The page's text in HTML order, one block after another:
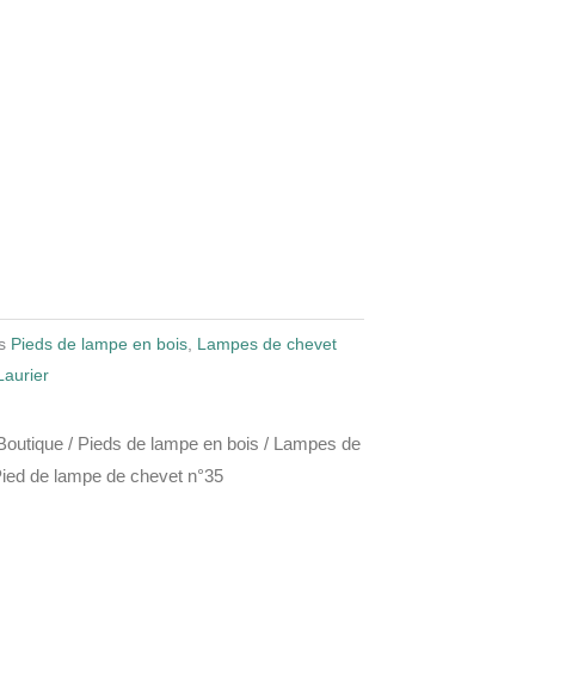
Pieds de lampe en bois, Lampes de chevet
/ Pieds de lampe en bois /
Lampes de
de lampe de chevet n°35